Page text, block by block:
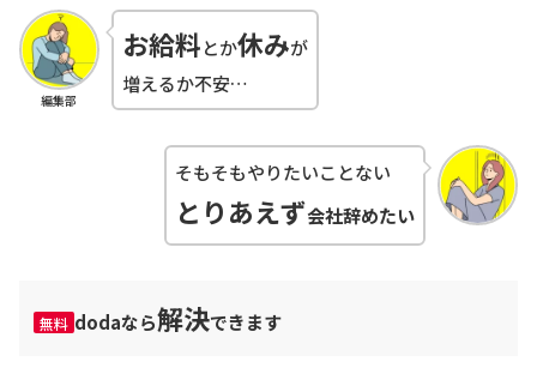
編集部
お給料とか休みが
増えるか不安…
そもそもやりたいことない
とりあえず会社辞めたい
無料 dodaなら解決できます